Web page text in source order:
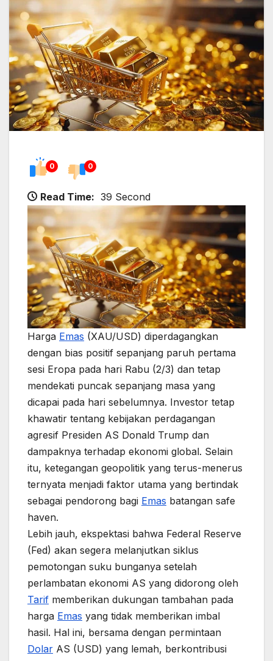
0 0
Read Time: 39 Second
Harga Emas (XAU/USD) diperdagangkan
dengan bias positif sepanjang paruh pertama
sesi Eropa pada hari Rabu (2/3) dan tetap
mendekati puncak sepanjang masa yang
dicapai pada hari sebelumnya. Investor tetap
khawatir tentang kebijakan perdagangan
agresif Presiden AS Donald Trump dan
dampaknya terhadap ekonomi global. Selain
itu, ketegangan geopolitik yang terus-menerus
ternyata menjadi faktor utama yang bertindak
sebagai pendorong bagi Emas batangan safe
haven.
Lebih jauh, ekspektasi bahwa Federal Reserve
(Fed) akan segera melanjutkan siklus
pemotongan suku bunganya setelah
perlambatan ekonomi AS yang didorong oleh
Tarif memberikan dukungan tambahan pada
harga Emas yang tidak memberikan imbal
hasil. Hal ini, bersama dengan permintaan
Dolar AS (USD) yang lemah, berkontribusi